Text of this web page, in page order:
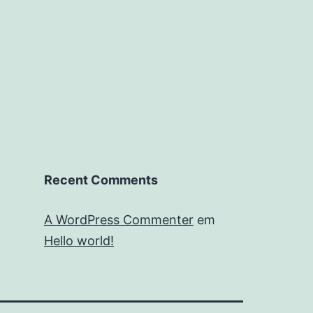
Recent Comments
A WordPress Commenter em
Hello world!